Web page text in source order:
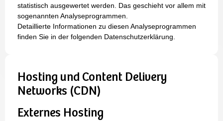
statistisch ausgewertet werden. Das geschieht vor allem mit
sogenannten Analyseprogrammen.
Detaillierte Informationen zu diesen Analyseprogrammen
finden Sie in der folgenden Datenschutzerklärung.
Hosting und Content Delivery
Networks (CDN)
Externes Hosting